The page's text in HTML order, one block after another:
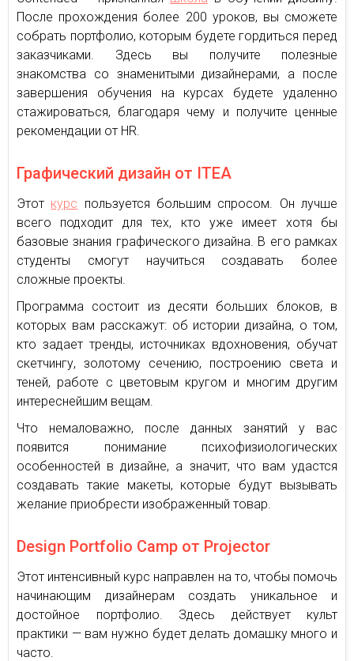
После прохождения более 200 уроков, вы сможете
собрать портфолио, которым будете гордиться перед
заказчиками. Здесь вы получите полезные
знакомства со знаменитыми дизайнерами, а после
завершения обучения на курсах будете удаленно
стажироваться, благодаря чему и получите ценные
рекомендации от HR.
Графический дизайн от ITEA
Этот курс пользуется большим спросом. Он лучше
всего подходит для тех, кто уже имеет хотя бы
базовые знания графического дизайна. В его рамках
студенты смогут научиться создавать более
сложные проекты.
Программа состоит из десяти больших блоков, в
которых вам расскажут: об истории дизайна, о том,
кто задает тренды, источниках вдохновения, обучат
скетчингу, золотому сечению, построению света и
теней, работе с цветовым кругом и многим другим
интереснейшим вещам.
Что немаловажно, после данных занятий у вас
появится понимание психофизиологических
особенностей в дизайне, а значит, что вам удастся
создавать такие макеты, которые будут вызывать
желание приобрести изображенный товар.
Design Portfolio Camp от Projector
Этот интенсивный курс направлен на то, чтобы помочь
начинающим дизайнерам создать уникальное и
достойное портфолио. Здесь действует культ
практики — вам нужно будет делать домашку много и
часто.